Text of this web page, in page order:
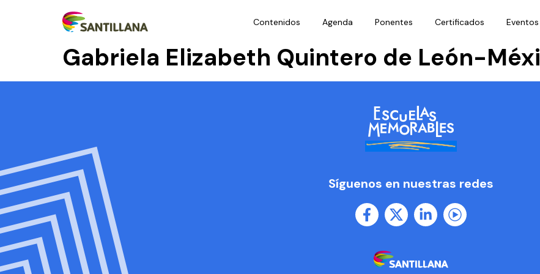
Contenidos Agenda Ponentes Certificados Eventos
Gabriela Elizabeth Quintero de León-
Síguenos en nuestras redes